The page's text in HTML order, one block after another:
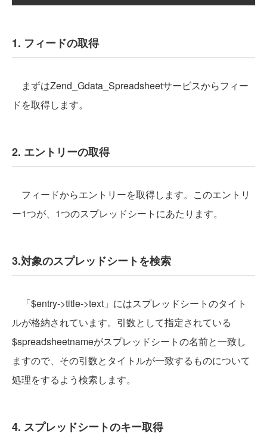
1. フィードの取得
まずはZend_Gdata_Spreadsheetサービスからフィー
ドを取得します。
2. エントリーの取得
フィードからエントリーを取得します。このエントリ
ー1つが、1つのスプレッドシートにあたります。
3.対象のスプレッドシートを検索
「$entry->title->text」にはスプレッドシートのタイト
ルが格納されています。引数として指定されている
$spreadsheetnameがスプレッドシートの名前と一致し
ますので、その引数とタイトルが一致するものについて
処理をするよう検索します。
4. スプレッドシートのキー取得